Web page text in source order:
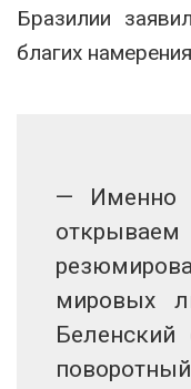
Бразилии
благих
— Именно
мировых